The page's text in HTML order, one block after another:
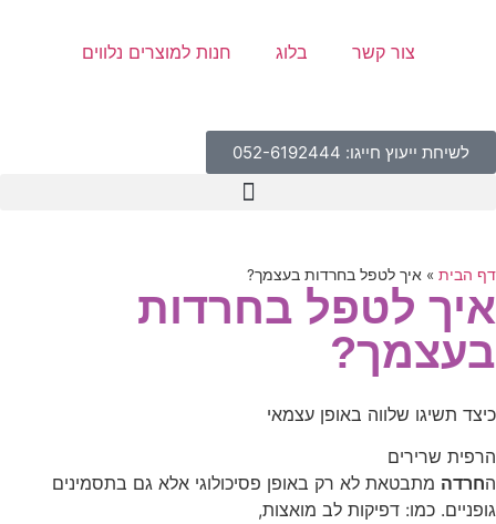
צור קשר בלוג חנות למוצרים נלווים
לשיחת ייעוץ חייגו: 052-6192444
דף הבית » איך לטפל בחרדות בעצמך?
איך לטפל בחרדות
בעצמך?
כיצד תשיגו שלווה באופן עצמאי
הרפית שרירים
החרדה מתבטאת לא רק באופן פסיכולוגי אלא גם בתסמינים
גופניים. כמו: דפיקות לב מואצות,